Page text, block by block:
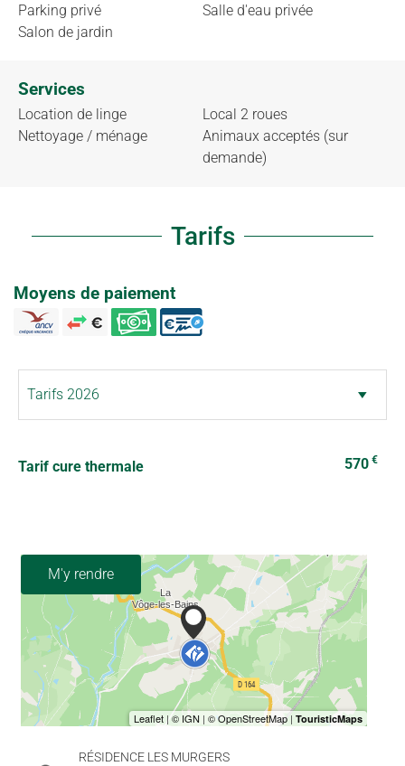
Parking privé
Salon de jardin
Salle d'eau privée
Services
Location de linge
Nettoyage / ménage
Local 2 roues
Animaux acceptés (sur
demande)
Tarifs
Moyens de paiement
Tarif cure thermale 570 €
M'y rendre
RÉSIDENCE LES MURGERS